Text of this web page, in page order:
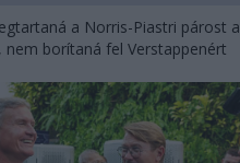
a Norris-Piastri párost a
nem borítaná fel Verstappenért